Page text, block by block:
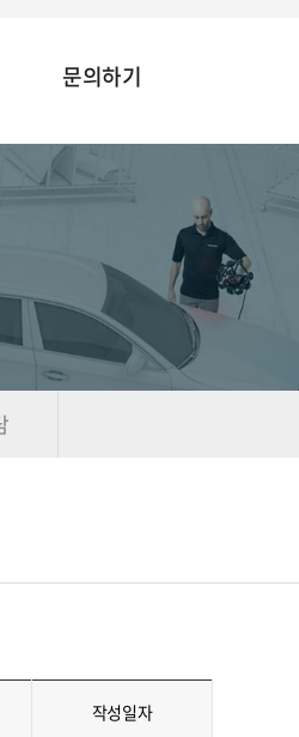
문의하기
작성일자